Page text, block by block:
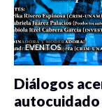
EVENTOS
Diálogos